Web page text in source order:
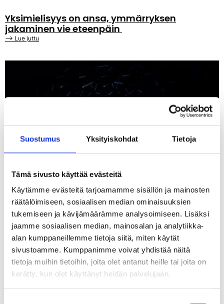
Suostumus Yksityiskohdat Tietoja
Tämä sivusto käyttää evästeitä
Käytämme evästeitä tarjoamamme sisällön ja mainosten
räätälöimiseen, sosiaalisen median ominaisuuksien
tukemiseen ja kävijämäärämme analysoimiseen. Lisäksi
jaamme sosiaalisen median, mainosalan ja analytiikka-
alan kumppaneillemme tietoja siitä, miten käytät
sivustoamme. Kumppanimme voivat yhdistää näitä
tietoja muihin tietoihin, joita olet antanut heille tai joita on
kerätty, kun olet käyttänyt heidän palvelujaan.
Yksimielisyys on ansa, ymmärryksen
jakaminen vie eteenpäin
⟶ Lue juttu